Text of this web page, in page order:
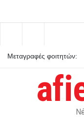
Μεταγραφές φοιτητών:
Ενεργειακή κλάση κτιρίου:
σημαίνει στην πράξη